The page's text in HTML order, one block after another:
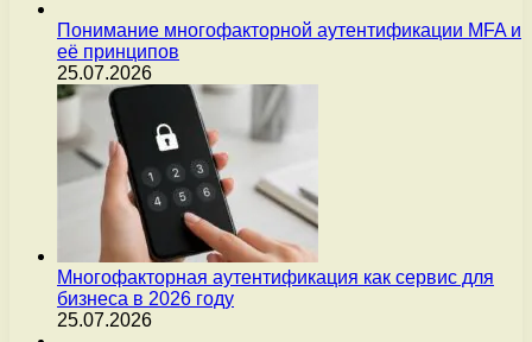
Понимание многофакторной аутентификации MFA и
её принципов
25.07.2026
Многофакторная аутентификация как сервис для
бизнеса в 2026 году
25.07.2026